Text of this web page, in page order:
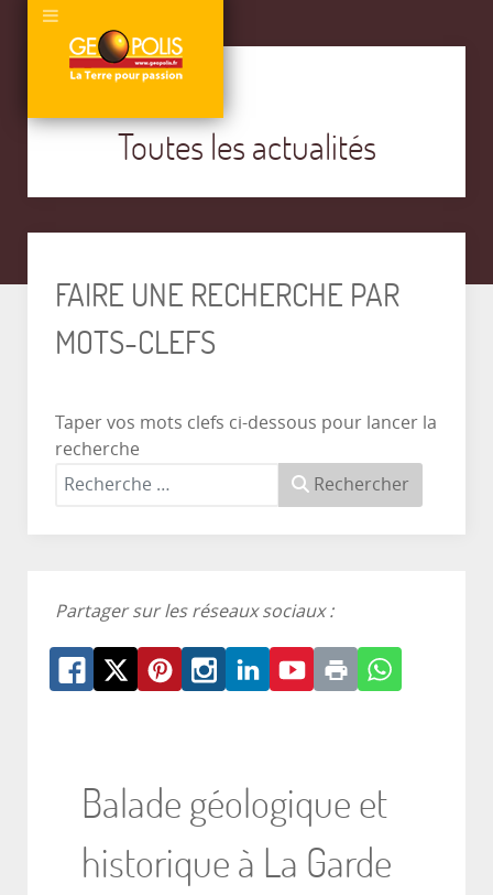
Toutes les actualités
FAIRE UNE RECHERCHE PAR
MOTS-CLEFS
Taper vos mots clefs ci-dessous pour lancer la
recherche
Rechercher
Partager sur les réseaux sociaux :
Balade géologique et
historique à La Garde